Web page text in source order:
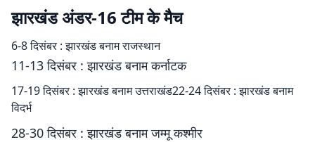
झारखंड अंडर-16 टीम के मैच
6-8 दिसंबर : झारखंड बनाम राजस्थान
11-13 दिसंबर : झारखंड बनाम कर्नाटक
17-19 दिसंबर : झारखंड बनाम उत्तराखंड22-24 दिसंबर : झारखंड बनाम
विदर्भ
28-30 दिसंबर : झारखंड बनाम जम्मू कश्मीर